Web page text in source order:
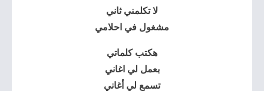
لا تكلمني ثاني
مشغول في احلامي
هكتب كلماتي
بعمل لي اغاني
تسمع لي أغاني